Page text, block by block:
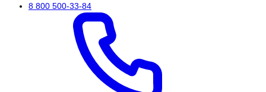
8 800 500-33-84